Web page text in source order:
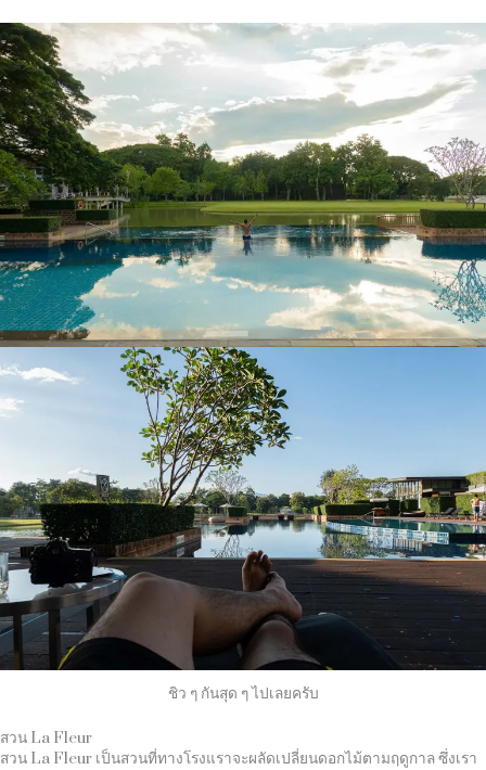
ชิว ๆ กันสุด ๆ ไปเลยครับ
สวน La Fleur
สวน La Fleur เป็นสวนที่ทางโรงแราจะผลัดเปลี่ยนดอกไม้ตามฤดูกาล ซึ่งเรา